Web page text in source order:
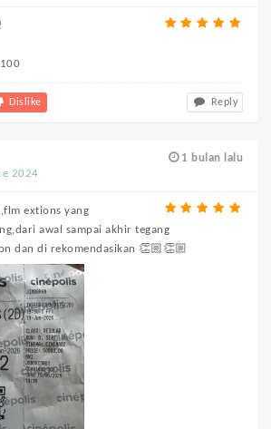
Dislike Reply
1 bulan lalu
2024
extions yang
awal sampai akhir tegang
dan di rekomendasikan 👏🏼👏🏼